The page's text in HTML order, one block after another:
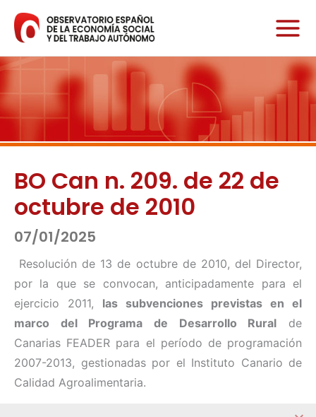
contenido
BO Can n. 209. de 22 de
octubre de 2010
07/01/2025
Resolución de 13 de octubre de 2010, del Director,
por la que se convocan, anticipadamente para el
ejercicio 2011, las subvenciones previstas en el
marco del Programa de Desarrollo Rural de
Canarias FEADER para el período de programación
2007-2013, gestionadas por el Instituto Canario de
Calidad Agroalimentaria.